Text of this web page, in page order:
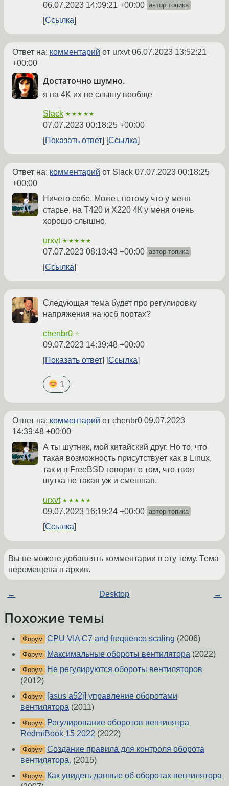
06.07.2023 14:09:21 +00:00 автор топика
Ссылка
Ответ на: комментарий от urxvt06.07.2023 13:52:21
+00:00
Достаточно шумно.
я на 4K их не слышу вообще
Slack ★★★★★
07.07.2023 00:18:25 +00:00
Показать ответ
Ссылка
Ответ на: комментарий от Slack 07.07.2023 00:18:25
+00:00
Ничего себе. Может, потому что у меня
старье, на T420 и X220 4К у меня очень
хорошо слышно.
urxvt ★★★★★
07.07.2023 08:13:43 +00:00 автор топика
Ссылка
Следующая тема будет про регулировку
напряжения на юсб портах?
chenbr0 ☆
09.07.2023 14:39:48 +00:00
Показать ответ
Ссылка
1
Ответ на: комментарий от chenbr0 09.07.2023
14:39:48 +00:00
А ты шутник, мой китайский друг. Но то, что
такая возможность присутствует как в Linux,
так и в FreeBSD говорит о том, что твоя
шутка не такая уж и смешная.
urxvt ★★★★★
09.07.2023 16:19:24 +00:00 автор топика
Ссылка
Вы не можете добавлять комментарии в эту тему. Тема
перемещена в архив.
← Desktop →
Похожие темы
Форум CPU VIA C7 and frequence scaling (2006)
Форум Максимальные обороты вентилятора (2022)
Форум
Не регулируются обороты вентиляторов
(2012)
Форум
[asus a52j] управление оборотами
вентилятора (2011)
Форум
Регулирование оборотов вентилятра
RedmiBook 15 2022 (2022)
Форум Создание правила для контроля оборота
вентилятора. (2015)
Форум
Как увидеть данные об оборотах вентилятора